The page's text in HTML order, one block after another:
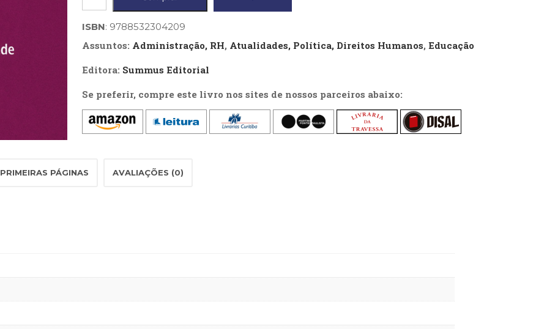
lideranças
da
suas
competências,
As
ISBN: 9788532304209
Assuntos: Administração, RH, Atualidades, Política, Direitos Humanos, Educação
Editora: Summus Editorial
Se preferir, compre este livro nos sites de nossos parceiros abaixo:
PRIMEIRAS PÁGINAS AVALIAÇÕES (0)